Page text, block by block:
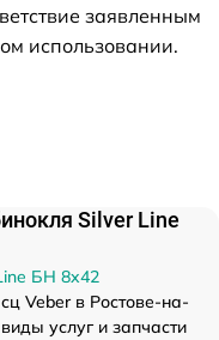
заявленным
использовании.
Silver Line
БН 8x42
Veber в Ростове-на-
услуг и запчасти